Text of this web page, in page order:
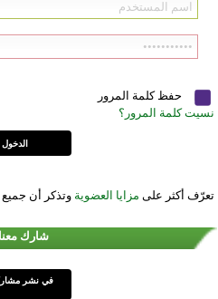
حفظ كلمة المرور
نسيت كلمة المرور؟
تعرّف أكثر على مزايا العضوية وتذكر أن جميع
شارك معنا
في نشر